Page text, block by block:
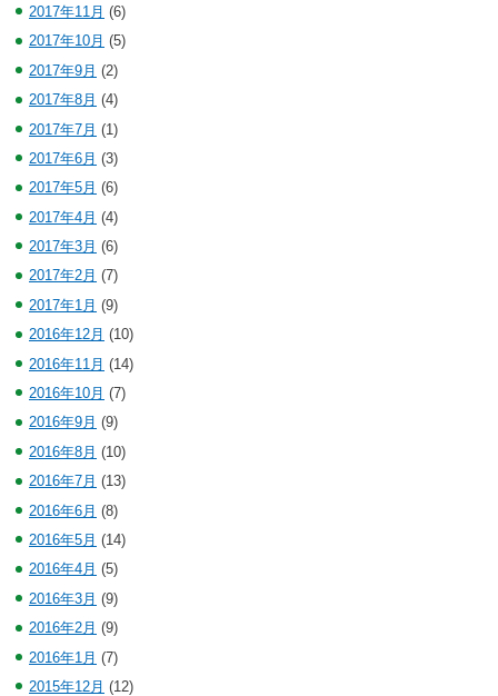
2017年11月 (6)
2017年10月 (5)
2017年9月 (2)
2017年8月 (4)
2017年7月 (1)
2017年6月 (3)
2017年5月 (6)
2017年4月 (4)
2017年3月 (6)
2017年2月 (7)
2017年1月 (9)
2016年12月 (10)
2016年11月 (14)
2016年10月 (7)
2016年9月 (9)
2016年8月 (10)
2016年7月 (13)
2016年6月 (8)
2016年5月 (14)
2016年4月 (5)
2016年3月 (9)
2016年2月 (9)
2016年1月 (7)
2015年12月 (12)